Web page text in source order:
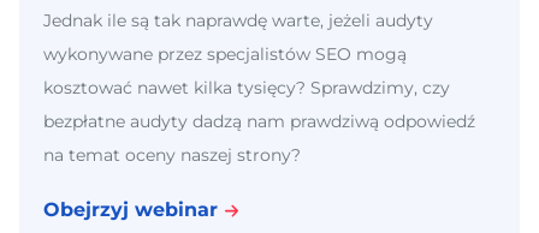
Jednak ile są tak naprawdę warte, jeżeli audyty
wykonywane przez specjalistów SEO mogą
kosztować nawet kilka tysięcy? Sprawdzimy, czy
bezpłatne audyty dadzą nam prawdziwą odpowiedź
na temat oceny naszej strony?
Obejrzyj webinar